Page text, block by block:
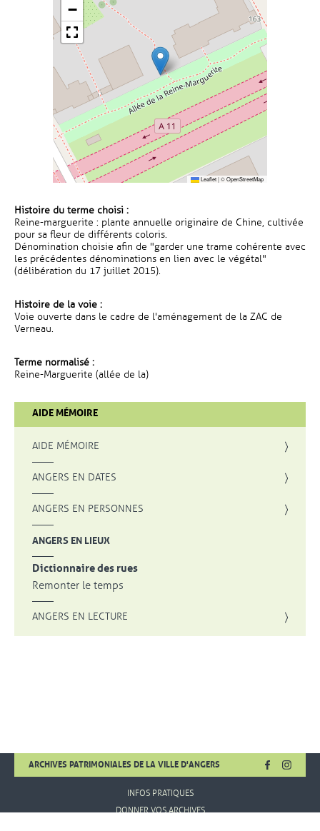
−
Leaflet|©OpenStreetMap
Histoire du terme choisi :
Reine-marguerite : plante annuelle originaire de Chine, cultivée
pour sa fleur de différents coloris.
Dénomination choisie afin de "garder une trame cohérente avec
les précédentes dénominations en lien avec le végétal"
(délibération du 17 juillet 2015).
Histoire de la voie :
Voie ouverte dans le cadre de l'aménagement de la ZAC de
Verneau.
Terme normalisé :
Reine-Marguerite (allée de la)
AIDE MÉMOIRE
AIDE MÉMOIRE
ANGERS EN DATES
ANGERS EN PERSONNES
ANGERS EN LIEUX
Dictionnaire des rues
Remonter le temps
ANGERS EN LECTURE
ARCHIVES PATRIMONIALES DE LA VILLE D'ANGERS FACEBOOK
, OUVRE
,
INFOS PRATIQUES
DONNER VOS ARCHIVES